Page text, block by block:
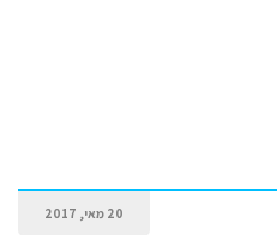
20 מאי, 2017